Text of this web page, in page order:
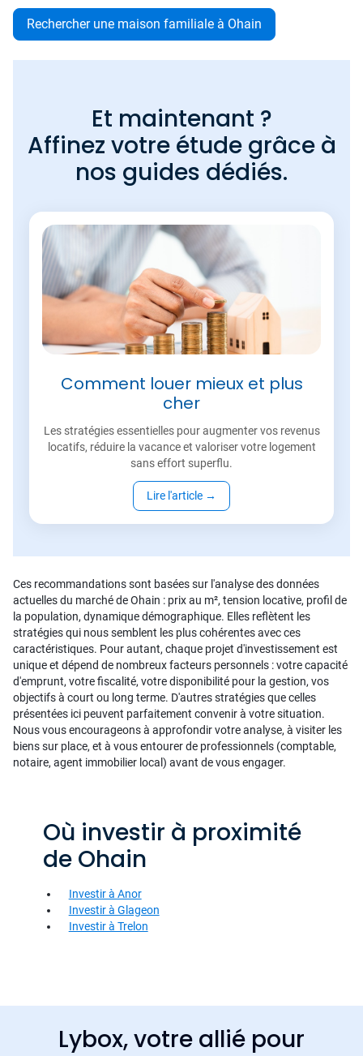
Rechercher une maison familiale à Ohain
Et maintenant ?
Affinez votre étude grâce à
nos guides dédiés.
Comment louer mieux et plus
cher
Les stratégies essentielles pour augmenter vos revenus
locatifs, réduire la vacance et valoriser votre logement
sans effort superflu.
Lire l'article →
Ces recommandations sont basées sur l'analyse des données
actuelles du marché de Ohain : prix au m², tension locative, profil de
la population, dynamique démographique. Elles reflètent les
stratégies qui nous semblent les plus cohérentes avec ces
caractéristiques. Pour autant, chaque projet d'investissement est
unique et dépend de nombreux facteurs personnels : votre capacité
d'emprunt, votre fiscalité, votre disponibilité pour la gestion, vos
objectifs à court ou long terme. D'autres stratégies que celles
présentées ici peuvent parfaitement convenir à votre situation.
Nous vous encourageons à approfondir votre analyse, à visiter les
biens sur place, et à vous entourer de professionnels (comptable,
notaire, agent immobilier local) avant de vous engager.
Où investir à proximité
de Ohain
Investir à Anor
Investir à Glageon
Investir à Trelon
Lybox, votre allié pour